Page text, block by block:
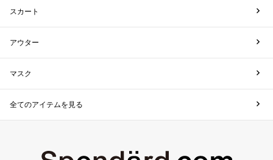
スカート
アウター
マスク
全てのアイテムを見る